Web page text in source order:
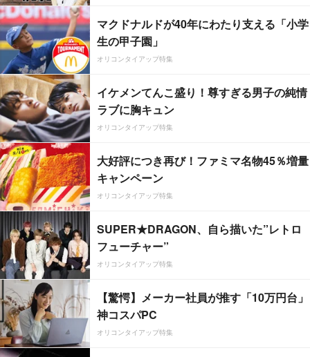
マクドナルドが40年にわたり支える「小学
生の甲子園」
オリコンタイアップ特集
イケメンてんこ盛り！尊すぎる男子の純情
ラブに胸キュン
オリコンタイアップ特集
大好評につき再び！ファミマ名物45％増量
キャンペーン
オリコンタイアップ特集
SUPER★DRAGON、自ら描いた”レトロ
フューチャー”
オリコンタイアップ特集
【驚愕】メーカー社員が推す「10万円台」
神コスパPC
オリコンタイアップ特集